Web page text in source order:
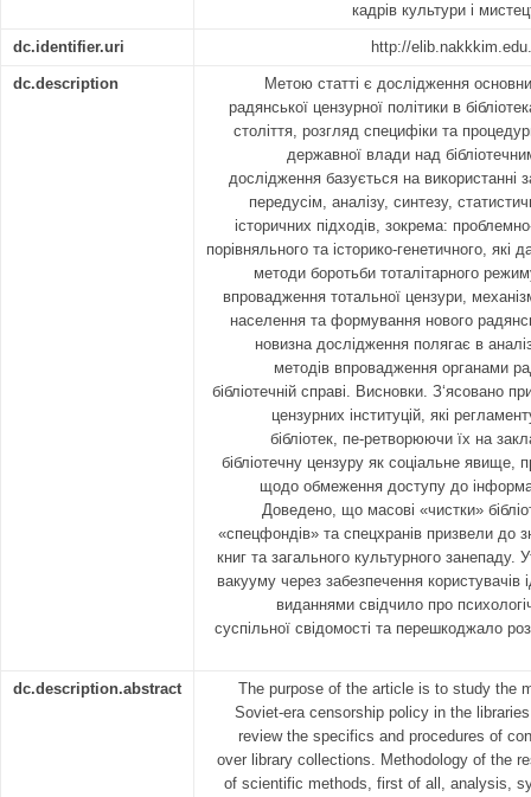
кадрів культури і
dc.identifier.uri http://
dc.description
Метою статті є дослідження
радянської цензурної політики в
століття, розгляд специфіки та
державної влади над
дослідження базується на використанні
передусім, аналізу, синтезу,
історичних підходів, зокрема:
порівняльного та історико-генетичного, які
методи боротьби тоталітарного
впровадження тотальної цензури,
населення та формування нового
новизна дослідження полягає в
методів впровадження органами
бібліотечній справі. Висновки. З‘ясовано
цензурних інституцій, які
бібліотек, пе-ретворюючи їх на
бібліотечну цензуру як соціальне явище,
щодо обмеження доступу до
Доведено, що масові «чистки»
«спецфондів» та спецхранів призвели до
книг та загального культурного занепаду.
вакууму через забезпечення користувачів
виданнями свідчило про
суспільної свідомості та перешкоджало
dc.description.abstract
The purpose of the article is to study the
Soviet-era censorship policy in the
review the specifics and procedures of
over library collections. Methodology of the
of scientific methods, first of all, analysis,